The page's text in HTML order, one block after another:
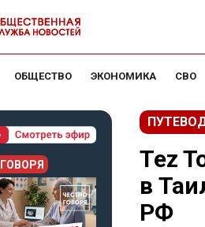
ОБЩЕСТВО ЭКОНОМИКА СВО
Tez
в
РФ